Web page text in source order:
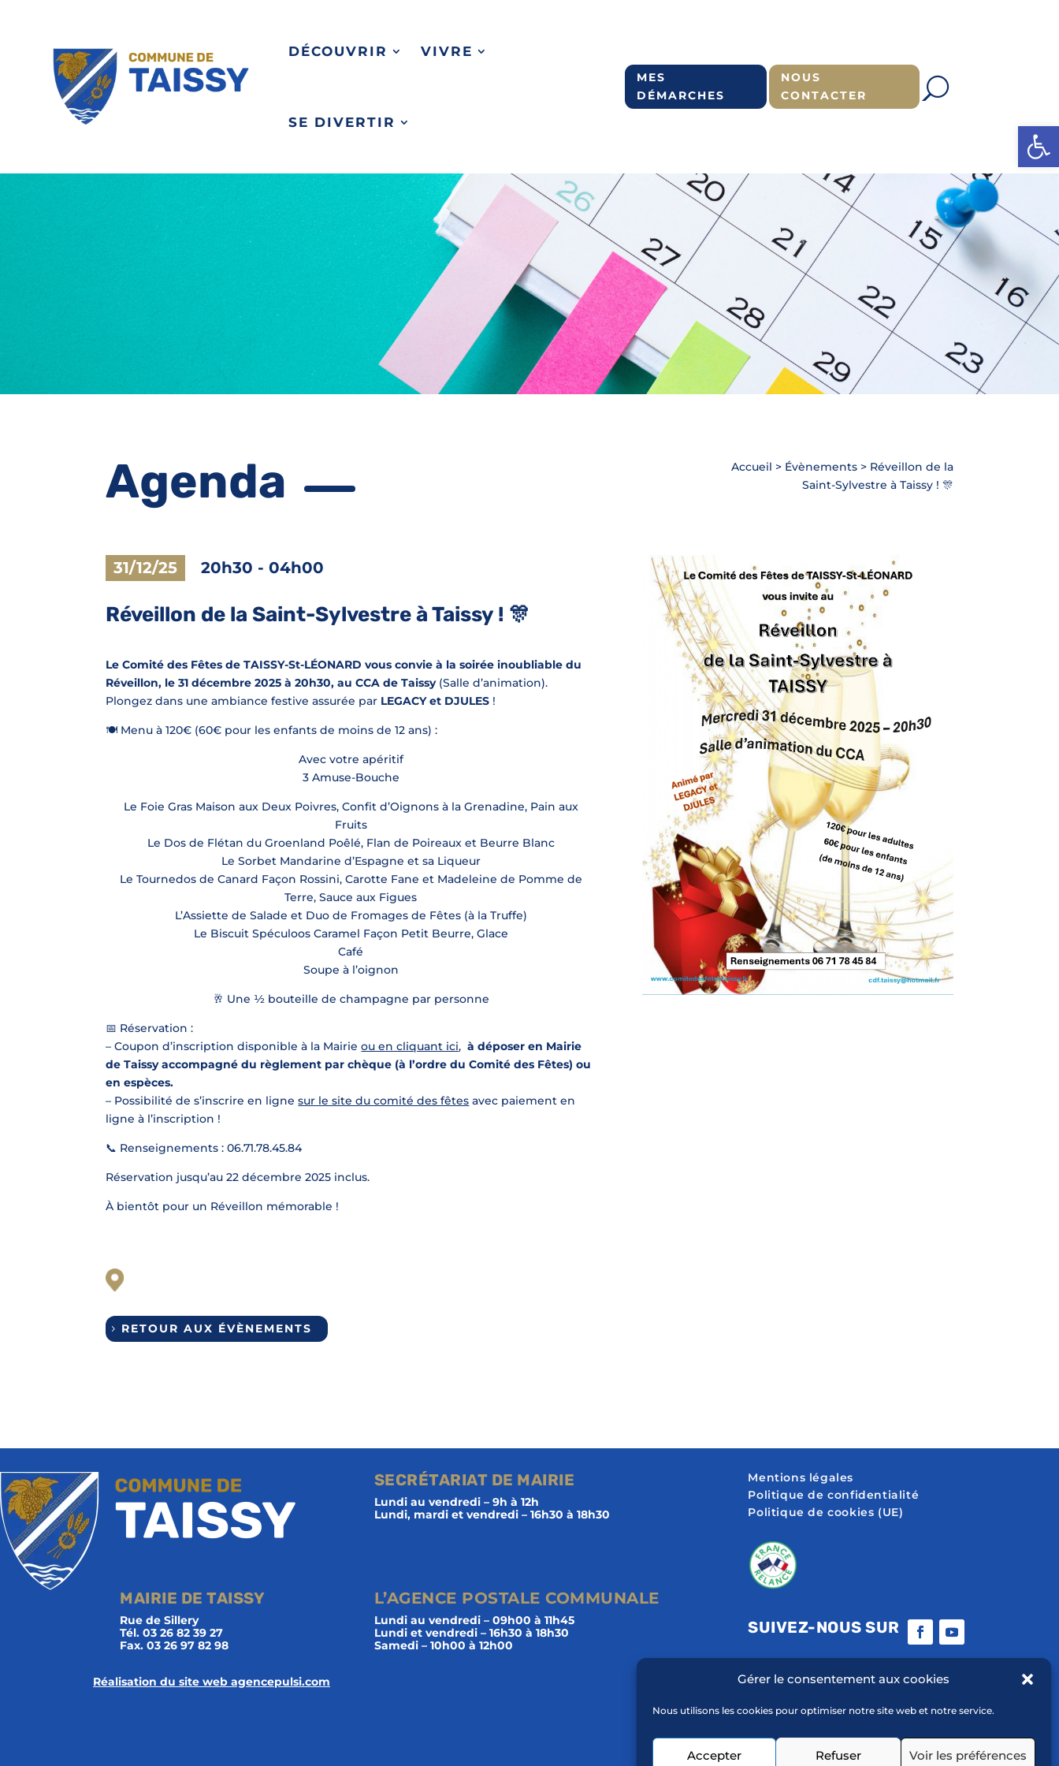
Ouvrir
Gérer le consentement aux cookies
Nous utilisons les cookies pour optimiser notre site web et notre service.
Accepter Refuser Voir les préférences
DÉCOUVRIR VIVRE
SE DIVERTIR
MES
DÉMARCHES
NOUS
CONTACTER
Agenda Accueil > Évènements> Réveillon de la
Saint-Sylvestre à Taissy ! 🎊
31/12/25 20h30 -04h00
Réveillon de la Saint-Sylvestre à Taissy ! 🎊
Le Comité des Fêtes de TAISSY-St-LÉONARD vous convie à la soirée inoubliable du
Réveillon, le 31 décembre 2025 à 20h30, au CCA de Taissy(Salle d’animation).
Plongez dans une ambiance festive assurée par LEGACY et DJULES !
🍽 Menu à 120€ (60€ pour les enfants de moins de 12 ans) :
Avec votre apéritif
3 Amuse-Bouche
Le Foie Gras Maison aux Deux Poivres, Confit d’Oignons à la Grenadine, Pain aux
Fruits
Le Dos de Flétan du Groenland Poêlé, Flan de Poireaux et Beurre Blanc
Le Sorbet Mandarine d’Espagne et sa Liqueur
Le Tournedos de Canard Façon Rossini, Carotte Fane et Madeleine de Pomme de
Terre, Sauce aux Figues
L’Assiette de Salade et Duo de Fromages de Fêtes (à la Truffe)
Le Biscuit Spéculoos Caramel Façon Petit Beurre, Glace
Café
Soupe à l’oignon
🥂 Une 1⁄2 bouteille de champagne par personne
📅 Réservation :
– Coupon d’inscription disponible à la Mairieou en cliquant ici,à déposer en Mairie
de Taissy accompagné du règlement par chèque (à l’ordre du Comité des Fêtes) ou
en espèces.
– Possibilité de s’inscrire en lignesur le site du comité des fêtes avec paiement en
ligne à l’inscription !
📞 Renseignements : 06.71.78.45.84
Réservation jusqu’au 22 décembre 2025 inclus.
À bientôt pour un Réveillon mémorable !
RETOUR AUX ÉVÈNEMENTS
SECRÉTARIAT DE MAIRIE
Lundi au vendredi – 9h à 12h
Lundi, mardi et vendredi – 16h30 à 18h30
MAIRIE DE TAISSY
Rue de Sillery
Tél. 03 26 82 39 27
Fax. 03 26 97 82 98
L’AGENCE POSTALE COMMUNALE
Lundi au vendredi – 09h00 à 11h45
Lundi et vendredi – 16h30 à 18h30
Samedi – 10h00 à 12h00
Réalisation du site web agencepulsi.com
Mentions légales
Politique de confidentialité
Politique de cookies (UE)
SUIVEZ-NOUS SUR